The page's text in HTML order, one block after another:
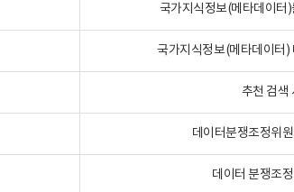
국가지식정보(메타데이터
국가지식정보(메타데이터)
추천 검색
데이터분쟁조정위
데이터 분쟁조